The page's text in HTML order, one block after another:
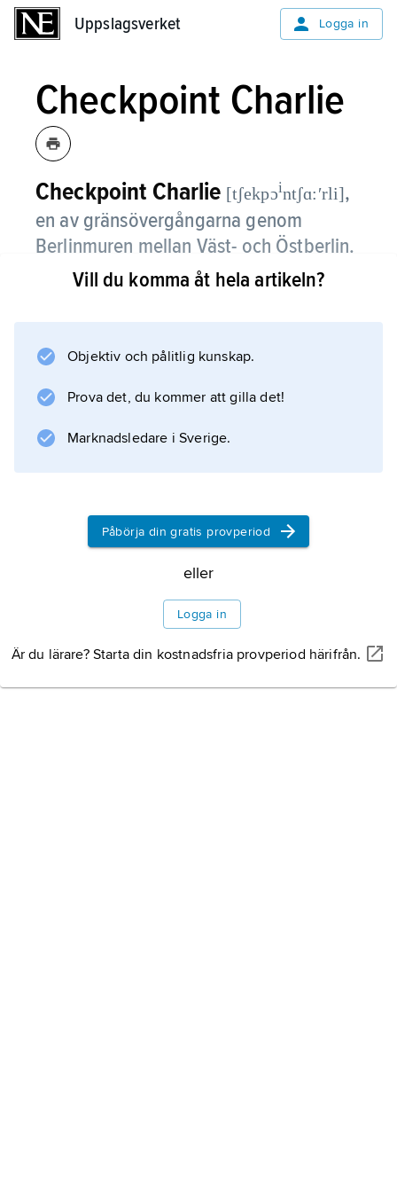
Uppslagsverket Logga in
Checkpoint Charlie
Checkpoint Charlie [tʃekpɔintʃɑ:ʹrli],
en av gränsövergångarna genom
Berlinmuren mellan Väst- och Östberlin.
Checkpoint Charlie låg på gränsen mellan den
kommer av beteckningen för bokstaven c i
Vill du komma åt hela artikeln?
Objektiv och pålitlig kunskap.
Prova det, du kommer att gilla det!
Marknadsledare i Sverige.
Påbörja din gratis provperiod
eller
Logga in
Är du lärare? Starta din kostnadsfria provperiod härifrån.